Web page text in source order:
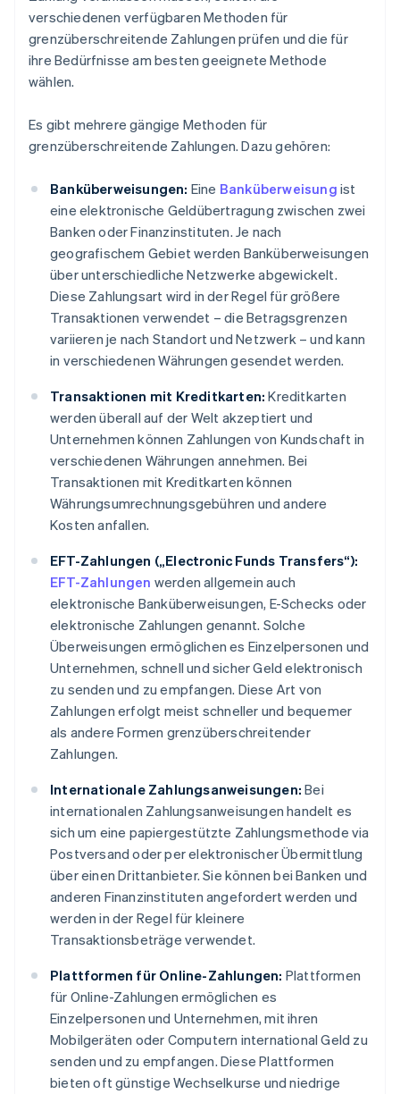
verschiedenen verfügbaren Methoden für
grenzüberschreitende Zahlungen prüfen und die für
ihre Bedürfnisse am besten geeignete Methode
wählen.
Es gibt mehrere gängige Methoden für
grenzüberschreitende Zahlungen. Dazu gehören:
Banküberweisungen: Eine Banküberweisung ist
eine elektronische Geldübertragung zwischen zwei
Banken oder Finanzinstituten. Je nach
geografischem Gebiet werden Banküberweisungen
über unterschiedliche Netzwerke abgewickelt.
Diese Zahlungsart wird in der Regel für größere
Transaktionen verwendet – die Betragsgrenzen
variieren je nach Standort und Netzwerk – und kann
in verschiedenen Währungen gesendet werden.
Transaktionen mit Kreditkarten: Kreditkarten
werden überall auf der Welt akzeptiert und
Unternehmen können Zahlungen von Kundschaft in
verschiedenen Währungen annehmen. Bei
Transaktionen mit Kreditkarten können
Währungsumrechnungsgebühren und andere
Kosten anfallen.
EFT-Zahlungen („Electronic Funds Transfers“):
EFT-Zahlungen werden allgemein auch
elektronische Banküberweisungen, E-Schecks oder
elektronische Zahlungen genannt. Solche
Überweisungen ermöglichen es Einzelpersonen und
Unternehmen, schnell und sicher Geld elektronisch
zu senden und zu empfangen. Diese Art von
Zahlungen erfolgt meist schneller und bequemer
als andere Formen grenzüberschreitender
Zahlungen.
Internationale Zahlungsanweisungen: Bei
internationalen Zahlungsanweisungen handelt es
sich um eine papiergestützte Zahlungsmethode via
Postversand oder per elektronischer Übermittlung
über einen Drittanbieter. Sie können bei Banken und
anderen Finanzinstituten angefordert werden und
werden in der Regel für kleinere
Transaktionsbeträge verwendet.
Plattformen für Online-Zahlungen: Plattformen
für Online-Zahlungen ermöglichen es
Einzelpersonen und Unternehmen, mit ihren
Mobilgeräten oder Computern international Geld zu
senden und zu empfangen. Diese Plattformen
bieten oft günstige Wechselkurse und niedrige